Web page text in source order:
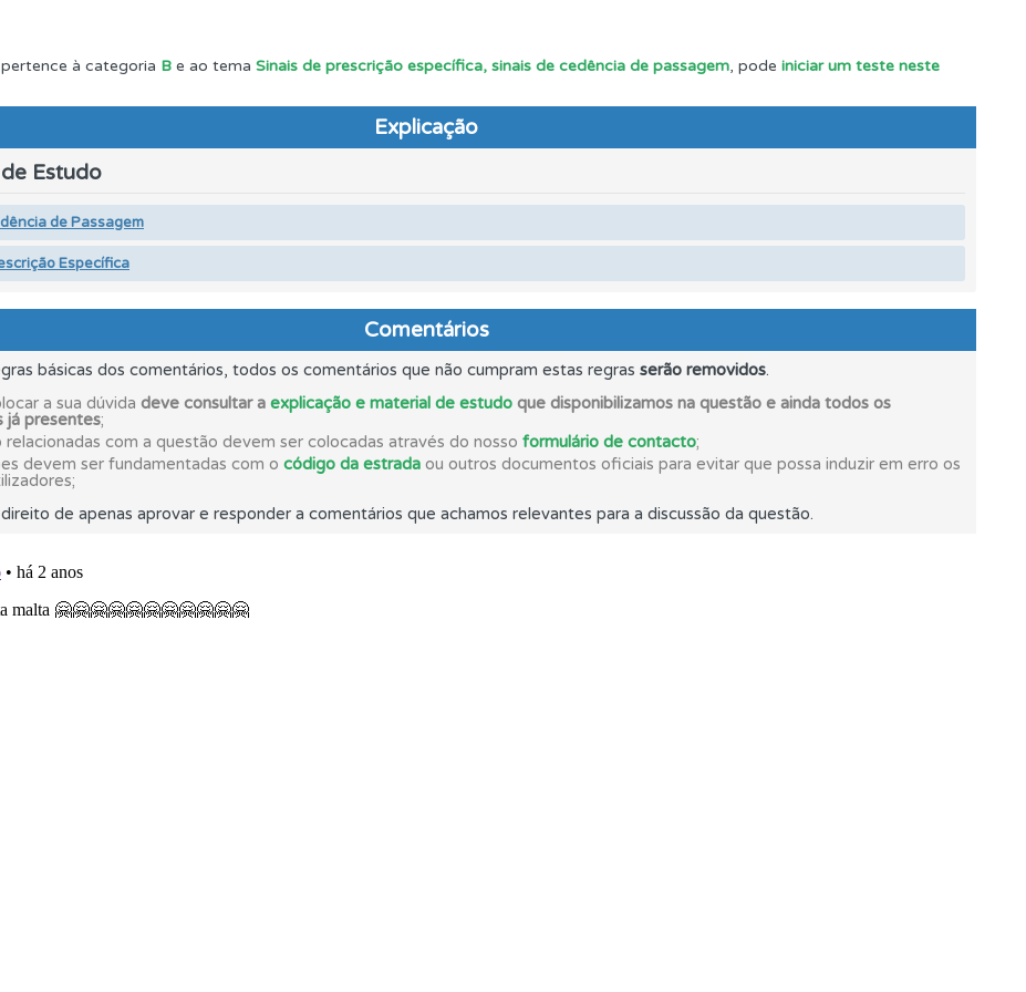
onde tem mais dificuldades no seu perfil.
os testemunhos dos nossos utilizadores e deixe o seu!
o teste que recomendamos para obter os melhores resultados.
uma questão colocando-a como favorita.
apresenta-lhe questões a que ainda não respondeu.
pertence à categoria B e ao tema Sinais de prescrição específica, sinais de cedência de passagem, pode iniciar um teste neste
Explicação
Estudo
de Passagem
Específica
Comentários
básicas dos comentários, todos os comentários que não cumpram estas regras serão removidos.
a sua dúvida deve consultar a explicação e material de estudo que disponibilizamos na questão e ainda todos os
já presentes;
relacionadas com a questão devem ser colocadas através do nosso formulário de contacto;
devem ser fundamentadas com o código da estrada ou outros documentos oficiais para evitar que possa induzir em erro os
de apenas aprovar e responder a comentários que achamos relevantes para a discussão da questão.